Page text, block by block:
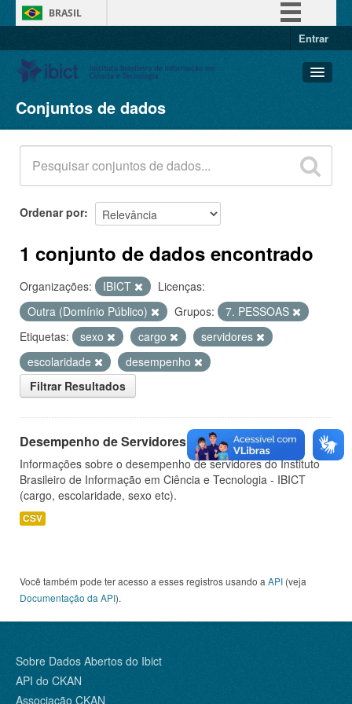
BRASIL
Entrar
Conjuntos de dados
Organizações
Grupos
Sobre
Conjuntos de dados
Ordenar por
1 conjunto de dados encontrado
Organizações: IBICT
Licenças:
Outra (Domínio Público)
Grupos:
7. PESSOAS
Etiquetas:
sexo cargo
servidores
escolaridade
desempenho
Filtrar Resultados
Desempenho de Servidores
Informações sobre o desempenho de servidores do Instituto
Brasileiro de Informação em Ciência e Tecnologia - IBICT
(cargo, escolaridade, sexo etc).
CSV
Você também pode ter acesso a esses registros usando a API (veja
Documentação da API).
Sobre Dados Abertos do Ibict
API do CKAN
Associação CKAN